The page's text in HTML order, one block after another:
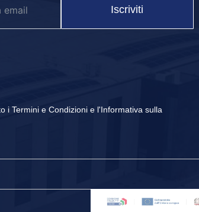
Iscriviti
iTermini e Condizioni e l'Informativa sulla